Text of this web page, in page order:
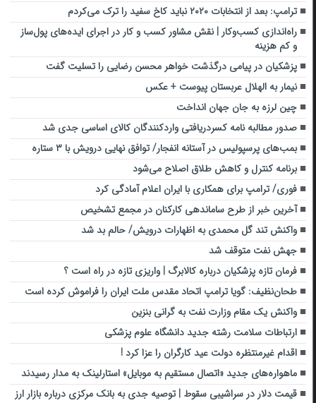
ترامپ: بعد از انتخابات ۲۰۲۰ نباید کاخ سفید را ترک می‌کردم
راه‌اندازی کسب‌وکار | نقش مشاور کسب و کار در اجرای ایده‌های پول‌ساز
و کم هزینه
پزشکیان در پیامی درگذشت خواهر محسن رضایی را تسلیت گفت
نیمار به الهلال عربستان پیوست + عکس
چین لرزه به جان جهان انداخت
صدور مطالبه نامه کسردریافتی واردکنندگان کالای اساسی جدی شد
بمب‌های پرسپولیس در آستانه انفجار/ توافق نهایی درویش با ۳ ستاره
برنامه کنترل و کاهش طلاق اصلاح می‌شود
فوری/ ترامپ برای همکاری با ایران اعلام آمادگی کرد
آخرین خبر از طرح ساماندهی کارکنان در مجمع تشخیص
واکنش تند گل محمدی به اظهارات درویش/ حالم بد شد
جهش نفت متوقف شد
فرمان تازه پزشکیان درباره کالابرگ | واریزی تازه در راه است ؟
طحان‌نظیف: گویا ترامپ اتحاد مقدس ملت ایران را فراموش کرده است
واکنش یک مقام وزارت نفت به گرانی بنزین
ارتباطات سلامت رشته جدید دانشگاه علوم پزشکی
اقدام غیرمنتظره دولت عید کارگران را عزا کرد !
ماهواره‌های جدید «اتصال مستقیم به موبایل» استارلینک به مدار رسیدند
قیمت دلار در سراشیبی سقوط | توصیه جدی به بانک مرکزی درباره بازار ارز